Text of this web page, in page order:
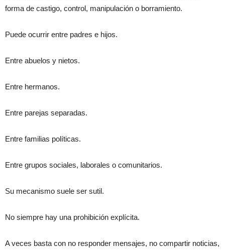
forma de castigo, control, manipulación o borramiento.
Puede ocurrir entre padres e hijos.
Entre abuelos y nietos.
Entre hermanos.
Entre parejas separadas.
Entre familias políticas.
Entre grupos sociales, laborales o comunitarios.
Su mecanismo suele ser sutil.
No siempre hay una prohibición explícita.
A veces basta con no responder mensajes, no compartir noticias,